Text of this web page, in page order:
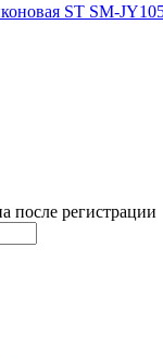
ST SM-
после регистрации